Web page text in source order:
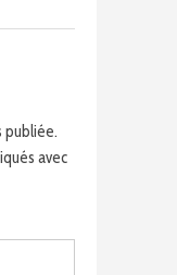
publiée.
avec